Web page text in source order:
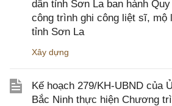
dân tỉnh Sơn La ban hành
công trình ghi công liệt sĩ, mộ
tỉnh Sơn La
Xây dựng
Kế hoạch 279/KH-UBND của
Bắc Ninh thực hiện Chương